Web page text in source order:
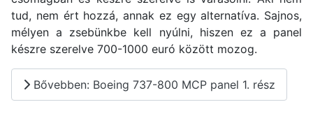
tud, nem ért hozzá, annak ez egy alternatíva. Sajnos,
mélyen a zsebünkbe kell nyúlni, hiszen ez a panel
készre szerelve 700-1000 euró között mozog.
Bővebben: Boeing 737-800 MCP panel 1. rész